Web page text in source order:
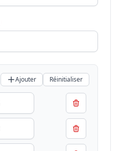
Ajouter Réinitialiser